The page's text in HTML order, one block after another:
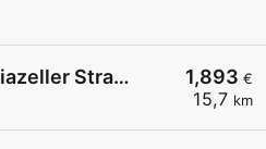
1,893 €
15,7 km
AVANTI - Traisen Mariazeller Straße 38a